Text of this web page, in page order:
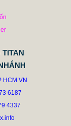
VẪN CỨ
VN
6187
4337